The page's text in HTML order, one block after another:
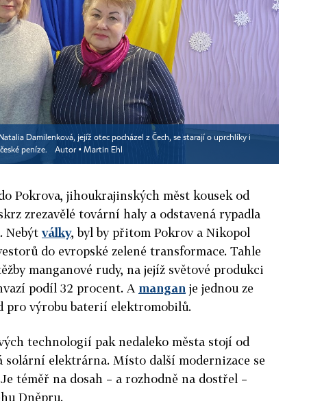
Damilenková, jejíž otec pocházel z Čech, se starají o uprchlíky i
peníze.
Autor ▪ Martin Ehl
Pokrova, jihoukrajinských měst kousek od
zrezavělé tovární haly a odstavená rypadla
Nebýtválky, byl by přitom Pokrov a Nikopol
do evropské zelené transformace. Tahle
manganové rudy, na jejíž světové produkci
podíl 32 procent. A mangan je jednou ze
pro výrobu baterií elektromobilů.
technologií pak nedaleko města stojí od
solární elektrárna. Místo další modernizace se
téměř na dosah – a rozhodně na dostřel –
Dněpru.